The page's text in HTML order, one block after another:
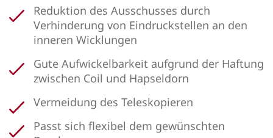
Reduktion des Ausschusses durch
Verhinderung von Eindruckstellen an den
inneren Wicklungen
Gute Aufwickelbarkeit aufgrund der Haftung
zwischen Coil und Hapseldorn
Vermeidung des Teleskopieren
Passt sich flexibel dem gewünschten